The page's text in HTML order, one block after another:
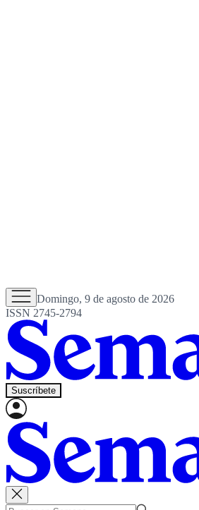
Domingo, 9 de agosto de 2026
ISSN 2745-2794
Suscríbete